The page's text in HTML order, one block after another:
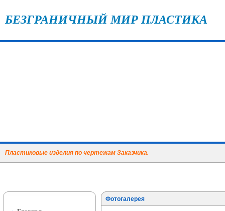
БЕЗГРАНИЧНЫЙ МИР ПЛАСТИКА
Пластиковые изделия по чертежам Заказчика.
Фотогалерея